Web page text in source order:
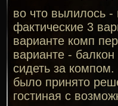
во что вылилось -
фактические 3
варианте комп
варианте -
сидеть за
было принято
гостиная с